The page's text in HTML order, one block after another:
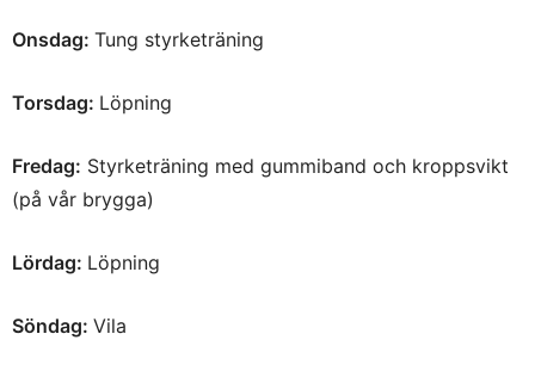
Onsdag: Tung styrketräning
Torsdag: Löpning
Fredag: Styrketräning med gummiband och kroppsvikt
(på vår brygga)
Lördag: Löpning
Söndag: Vila